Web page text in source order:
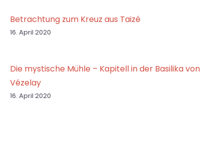
Betrachtung zum Kreuz aus Taizé
16. April 2020
Die mystische Mühle – Kapitell in der Basilika von
Vézelay
16. April 2020